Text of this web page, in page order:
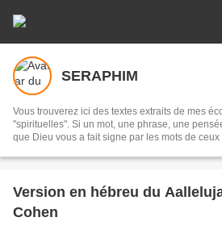
SERAPHIM
Vous trouverez ici des textes extraits de mes
"spirituelles". Si un mot, une phrase, une
que Dieu vous a fait signe par les mots de
Version en hébreu du
Cohen